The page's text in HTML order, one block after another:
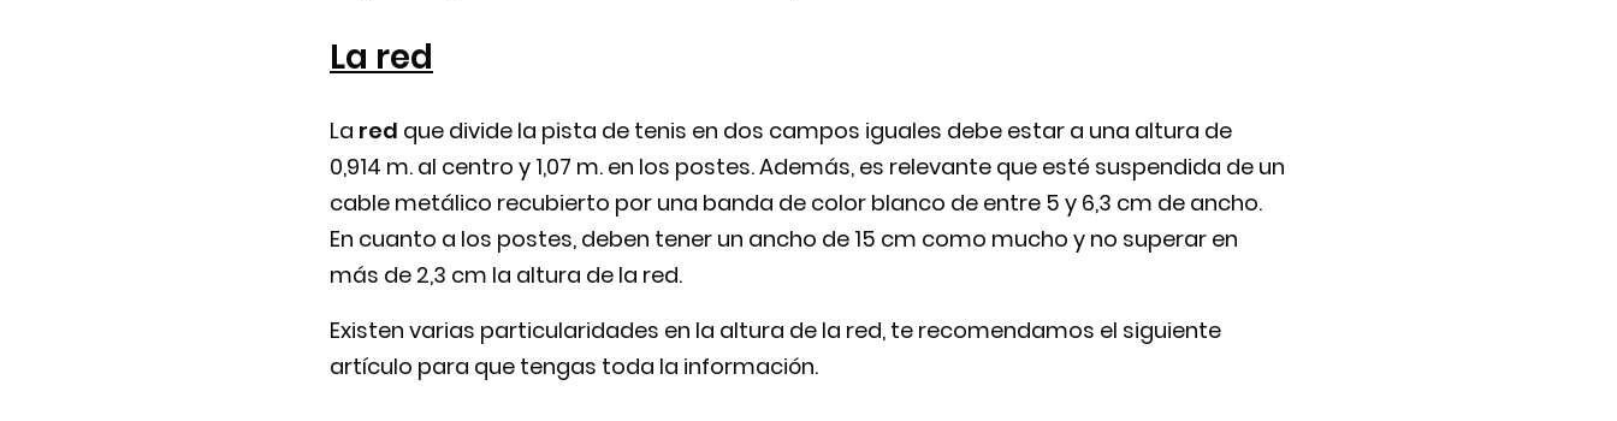
La red
La red que divide la pista de tenis en dos campos iguales debe estar a una altura de
0,914 m. al centro y 1,07 m. en los postes. Además, es relevante que esté suspendida de un
cable metálico recubierto por una banda de color blanco de entre 5 y 6,3 cm de ancho.
En cuanto a los postes, deben tener un ancho de 15 cm como mucho y no superar en
más de 2,3 cm la altura de la red.
Existen varias particularidades en la altura de la red, te recomendamos el siguiente
artículo para que tengas toda la información.